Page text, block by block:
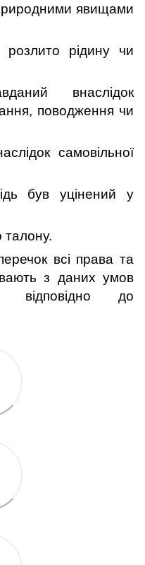
явищами
рідину чи
внаслідок
поводження чи
самовільної
був уцінений у
талону.
всі права та
з даних умов
відповідно до